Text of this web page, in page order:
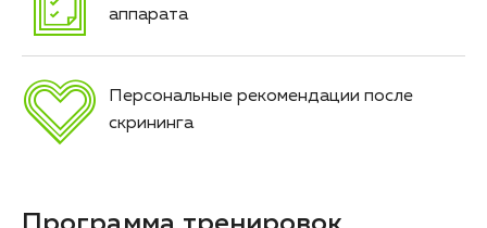
аппарата
Персональные рекомендации после
скрининга